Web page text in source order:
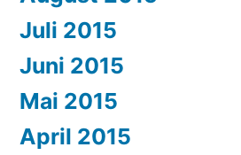
Juli 2015
Juni 2015
Mai 2015
April 2015